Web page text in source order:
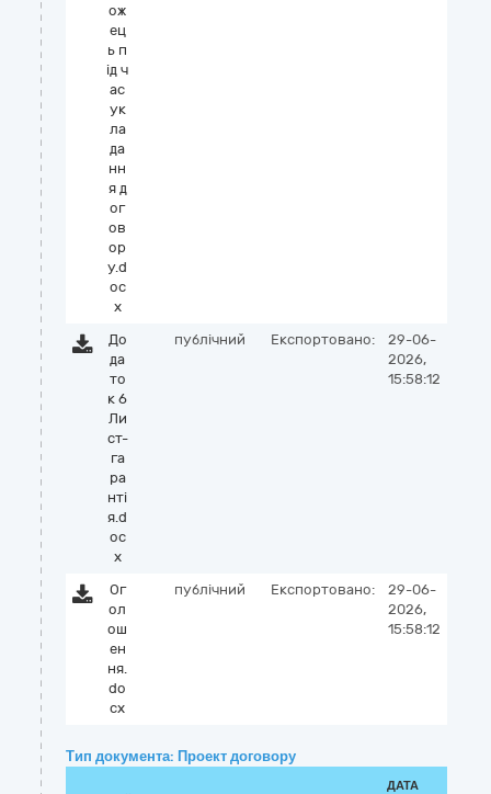
ож
ец
ь п
ід ч
ас
ук
ла
да
нн
я д
ог
ов
ор
у.d
oc
x
До
да
то
к 6
Ли
ст-
га
ра
нті
я.d
oc
x
публічний Експортовано:
29-06-
2026,
15:58:12
Ог
ол
ош
ен
ня.
do
cx
публічний Експортовано:
29-06-
2026,
15:58:12
Тип документа: Проект договору
ДАТА